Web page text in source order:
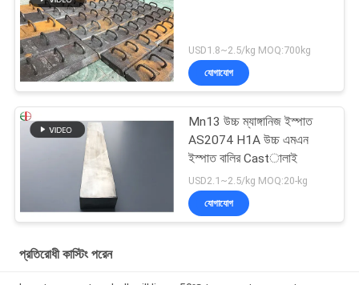
USD1.8~2.5/kg MOQ:700kg
যোগাযোগ
Mn13 উচ্চ ম্যাঙ্গানিজ ইস্পাত
AS2074 H1A উচ্চ এমএন
ইস্পাত বালির Castালাই
USD2.1~2.5/kg MOQ:20-kg
যোগাযোগ
প্রতিরোধী কাস্টিং পরেন